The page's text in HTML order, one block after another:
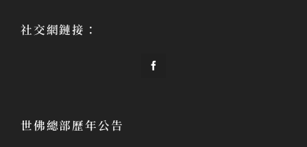
社交網鏈接：
世佛總部歷年公告